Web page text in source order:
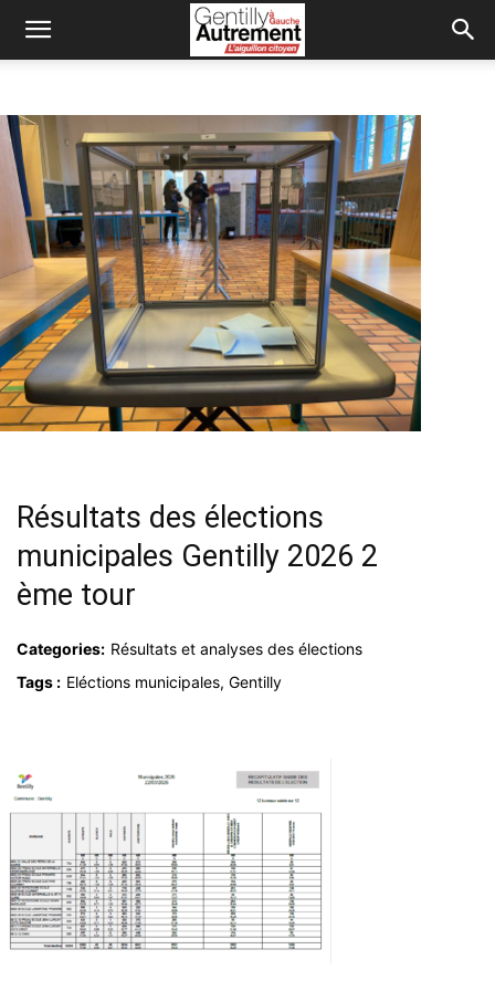
Résultats des élections
municipales Gentilly 2026 2
ème tour
Categories: Résultats et analyses des élections
Tags : Eléctions municipales, Gentilly